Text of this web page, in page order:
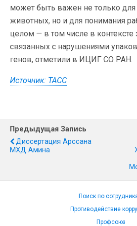
может быть важен не только для
животных, но и для понимания
целом — в том числе в контексте
связанных с нарушениями
генов, отметили в ИЦИГ СО РАН.
Источник: ТАСС
Предыдущая Запись
Диссертация Арссана
МХД Амина
Поиск по
Противодействие
Профсоюз